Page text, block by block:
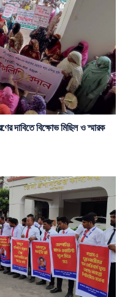
দাবিতে বিক্ষোভ মিছিল ও স্মারক